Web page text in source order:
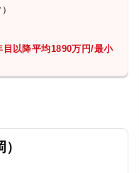
以降平均1890万円/最小